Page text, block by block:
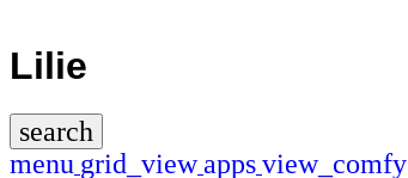
Lilie
search
menu grid_viewappsview_comfy